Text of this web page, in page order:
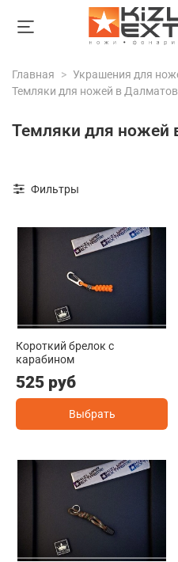
Главная Украшения для
Темляки для ножей в
Темляки для ножей
Фильтры
Короткий брелок с
карабином
525 руб
Выбрать